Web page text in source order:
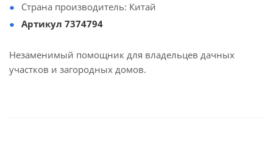
Страна производитель: Китай
Артикул 7374794
Незаменимый помощник для владельцев дачных
участков и загородных домов.